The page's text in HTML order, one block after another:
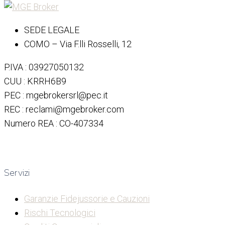
SEDE LEGALE
COMO – Via F.lli Rosselli, 12
P.IVA : 03927050132
CUU : KRRH6B9
PEC : mgebrokersrl@pec.it
REC : reclami@mgebroker.com
Numero REA : CO-407334
Servizi
Garanzie Fidejussorie e Cauzioni
Rischi Tecnologici